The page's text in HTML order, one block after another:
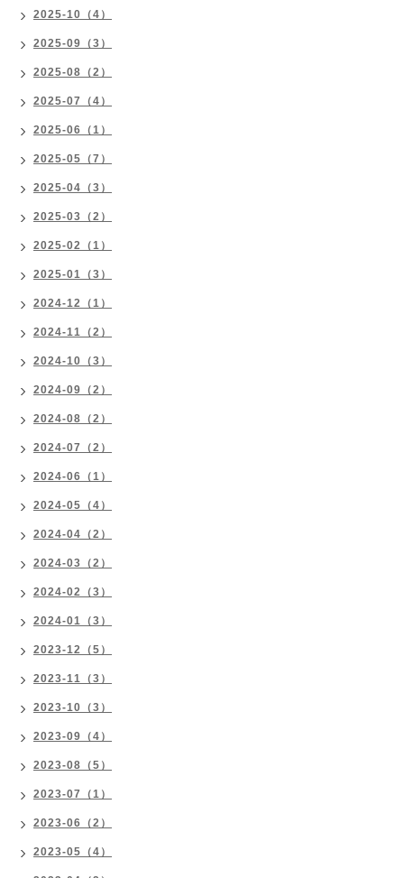
2025-10（4）
2025-09（3）
2025-08（2）
2025-07（4）
2025-06（1）
2025-05（7）
2025-04（3）
2025-03（2）
2025-02（1）
2025-01（3）
2024-12（1）
2024-11（2）
2024-10（3）
2024-09（2）
2024-08（2）
2024-07（2）
2024-06（1）
2024-05（4）
2024-04（2）
2024-03（2）
2024-02（3）
2024-01（3）
2023-12（5）
2023-11（3）
2023-10（3）
2023-09（4）
2023-08（5）
2023-07（1）
2023-06（2）
2023-05（4）